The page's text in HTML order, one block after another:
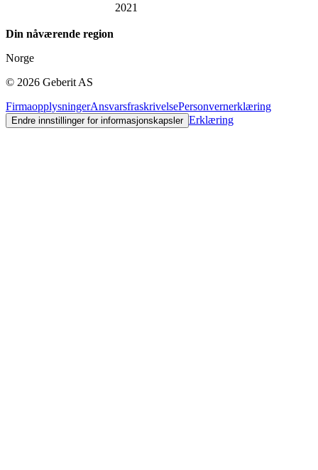
2021
Din nåværende region
Norge
© 2026 Geberit AS
FirmaopplysningerAnsvarsfraskrivelsePersonvernerklæring
Endre innstillinger for informasjonskapsler Erklæring